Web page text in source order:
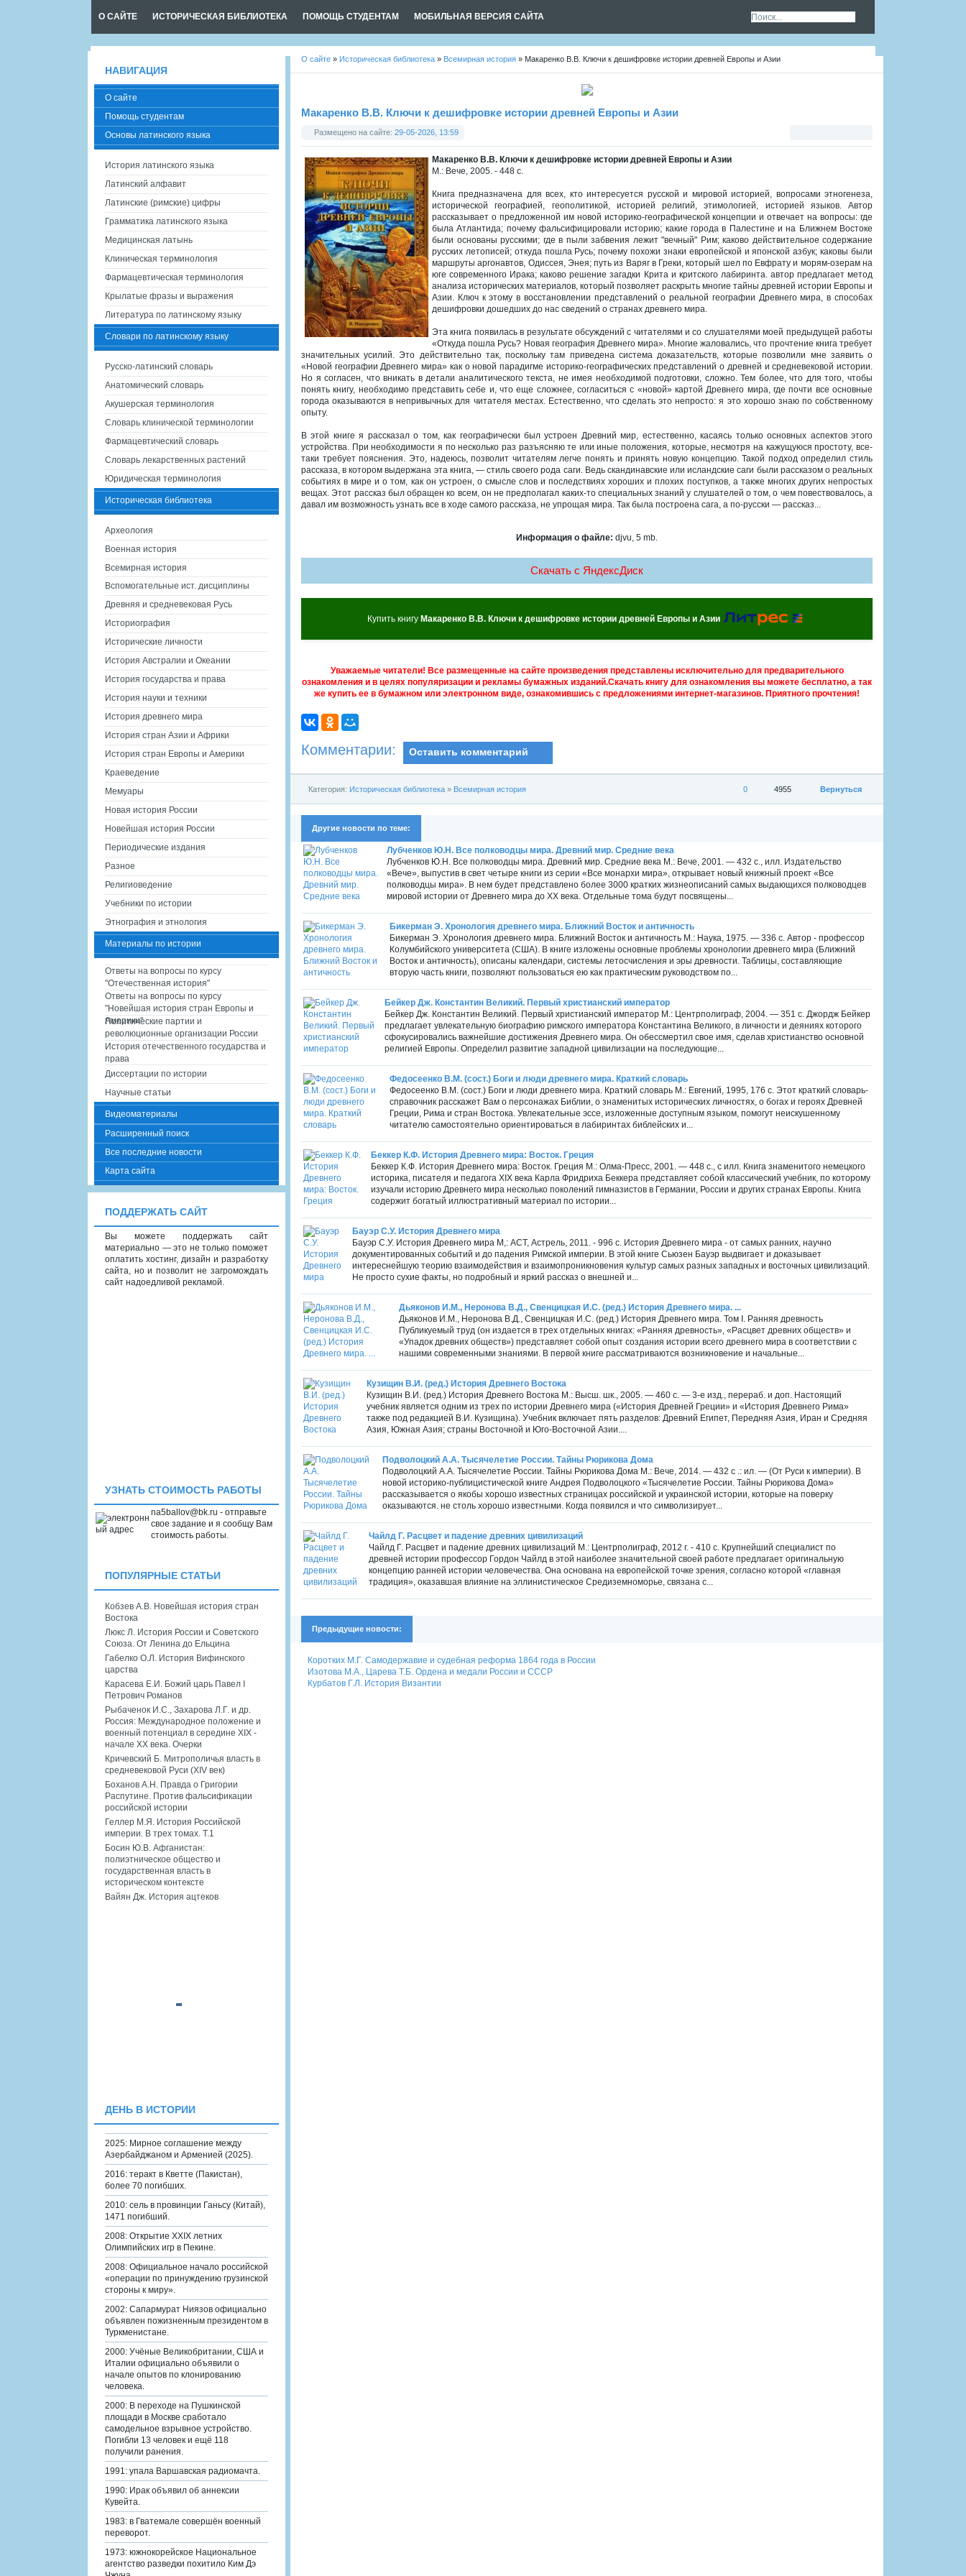
О САЙТЕ ИСТОРИЧЕСКАЯ БИБЛИОТЕКА ПОМОЩЬ СТУДЕНТАМ МОБИЛЬНАЯ ВЕРСИЯ САЙТА
О сайте » Историческая библиотека » Всемирная история » Макаренко В.В. Ключи к дешифровке истории древней Европы и Азии
Макаренко В.В. Ключи к дешифровке истории древней Европы и Азии
Размещено на сайте: 29-05-2026, 13:59
Макаренко В.В. Ключи к дешифровке истории древней Европы и Азии
М.: Вече, 2005. - 448 с.
Книга предназначена для всех, кто интересуется русской и мировой историей, вопросами этногенеза,
исторической географией, геополитикой, историей религий, этимологией, историей языков. Автор
рассказывает о предложенной им новой историко-географической концепции и отвечает на вопросы: где
была Атлантида; почему фальсифицировали историю; какие города в Палестине и на Ближнем Востоке
были основаны русскими; где в пыли забвения лежит "вечный" Рим; каково действительное содержание
русских летописей; откуда пошла Русь; почему похожи знаки европейской и японской азбук; каковы были
маршруты аргонавтов, Одиссея, Энея; путь из Варяг в Греки, который шел по Евфрату и морям-озерам на
юге современного Ирака; каково решение загадки Крита и критского лабиринта. автор предлагает метод
анализа исторических материалов, который позволяет раскрыть многие тайны древней истории Европы и
Азии. Ключ к этому в восстановлении представлений о реальной географии Древнего мира, в способах
дешифровки дошедших до нас сведений о странах древнего мира.
Эта книга появилась в результате обсуждений с читателями и со слушателями моей предыдущей работы
«Откуда пошла Русь? Новая география Древнего мира». Многие жаловались, что прочтение книга требует
значительных усилий. Это действительно так, поскольку там приведена система доказательств, которые позволили мне заявить о
«Новой географии Древнего мира» как о новой парадигме историко-географических представлений о древней и средневековой истории.
Но я согласен, что вникать в детали аналитического текста, не имея необходимой подготовки, сложно. Тем более, что для того, чтобы
понять книгу, необходимо представить себе и, что еще сложнее, согласиться с «новой» картой Древнего мира, где почти все основные
города оказываются в непривычных для читателя местах. Естественно, что сделать это непросто: я это хорошо знаю по собственному
опыту.
В этой книге я рассказал о том, как географически был устроен Древний мир, естественно, касаясь только основных аспектов этого
устройства. При необходимости я по несколько раз разъясняю те или иные положения, которые, несмотря на кажущуюся простоту, все-
таки требует пояснения. Это, надеюсь, позволит читателям легче понять и принять новую концепцию. Такой подход определил стиль
рассказа, в котором выдержана эта книга, — стиль своего рода саги. Ведь скандинавские или исландские саги были рассказом о реальных
событиях в мире и о том, как он устроен, о смысле слов и последствиях хороших и плохих поступков, а также многих других непростых
вещах. Этот рассказ был обращен ко всем, он не предполагал каких-то специальных знаний у слушателей о том, о чем повествовалось, а
давал им возможность узнать все в ходе самого рассказа, не упрощая мира. Так была построена сага, а по-русски — рассказ...
Информация о файле: djvu, 5 mb.
Скачать c ЯндексДиск
Купить книгу Макаренко В.В. Ключи к дешифровке истории древней Европы и Азии
Уважаемые читатели! Все размещенные на сайте произведения представлены исключительно для предварительного
ознакомления и в целях популяризации и рекламы бумажных изданий.Скачать книгу для ознакомления вы можете бесплатно, а так
же купить ее в бумажном или электронном виде, ознакомившись с предложениями интернет-магазинов. Приятного прочтения!
Комментарии: Оставить комментарий
Вернуться
4955
0
Категория: Историческая библиотека » Всемирная история
Другие новости по теме:
Лубченков Ю.Н. Все полководцы мира. Древний мир. Средние века
Лубченков Ю.Н. Все полководцы мира. Древний мир. Средние века М.: Вече, 2001. — 432 с., илл. Издательство
«Вече», выпустив в свет четыре книги из серии «Все монархи мира», открывает новый книжный проект «Все
полководцы мира». В нем будет представлено более 3000 кратких жизнеописаний самых выдающихся полководцев
мировой истории от Древнего мира до XX века. Отдельные тома будут посвящены...
Бикерман Э. Хронология древнего мира. Ближний Восток и античность
Бикерман Э. Хронология древнего мира. Ближний Восток и античность М.: Наука, 1975. — 336 с. Автор - профессор
Колумбийского университета (США). В книге изложены основные проблемы хронологии древнего мира (Ближний
Восток и античность), описаны календари, системы летосчисления и эры древности. Таблицы, составляющие
вторую часть книги, позволяют пользоваться ею как практическим руководством по...
Бейкер Дж. Константин Великий. Первый христианский император
Бейкер Дж. Константин Великий. Первый христианский император М.: Центрполиграф, 2004. — 351 с. Джордж Бейкер
предлагает увлекательную биографию римского императора Константина Великого, в личности и деяниях которого
сфокусировались важнейшие достижения Древнего мира. Он обессмертил свое имя, сделав христианство основной
религией Европы. Определил развитие западной цивилизации на последующие...
Федосеенко В.М. (сост.) Боги и люди древнего мира. Краткий словарь
Федосеенко В.М. (сост.) Боги и люди древнего мира. Краткий словарь М.: Евгений, 1995, 176 с. Этот краткий словарь-
справочник расскажет Вам о персонажах Библии, о знаменитых исторических личностях, о богах и героях Древней
Греции, Рима и стран Востока. Увлекательные эссе, изложенные доступным языком, помогут неискушенному
читателю самостоятельно ориентироваться в лабиринтах библейских и...
Беккер К.Ф. История Древнего мира: Восток. Греция
Беккер К.Ф. История Древнего мира: Восток. Греция М.: Олма-Пресс, 2001. — 448 с., с илл. Книга знаменитого немецкого
историка, писателя и педагога XIX века Карла Фридриха Беккера представляет собой классический учебник, по которому
изучали историю Древнего мира несколько поколений гимназистов в Германии, России и других странах Европы. Книга
содержит богатый иллюстративный материал по истории...
Бауэр С.У. История Древнего мира
Бауэр С.У. История Древнего мира М,: АСТ, Астрель, 2011. - 996 с. История Древнего мира - от самых ранних, научно
документированных событий и до падения Римской империи. В этой книге Сьюзен Бауэр выдвигает и доказывает
интереснейшую теорию взаимодействия и взаимопроникновения культур самых разных западных и восточных цивилизаций.
Не просто сухие факты, но подробный и яркий рассказ о внешней и...
Дьяконов И.М., Неронова В.Д., Свенцицкая И.С. (ред.) История Древнего мира. ...
Дьяконов И.М., Неронова В.Д., Свенцицкая И.С. (ред.) История Древнего мира. Том I. Ранняя древность
Публикуемый труд (он издается в трех отдельных книгах: «Ранняя древность», «Расцвет древних обществ» и
«Упадок древних обществ») представляет собой опыт создания истории всего древнего мира в соответствии с
нашими современными знаниями. В первой книге рассматриваются возникновение и начальные...
Кузищин В.И. (ред.) История Древнего Востока
Кузищин В.И. (ред.) История Древнего Востока М.: Высш. шк., 2005. — 460 с. — 3-е изд., перераб. и доп. Настоящий
учебник является одним из трех по истории Древнего мира («История Древней Греции» и «История Древнего Рима»
также под редакцией В.И. Кузищина). Учебник включает пять разделов: Древний Египет, Передняя Азия, Иран и Средняя
Азия, Южная Азия; страны Восточной и Юго-Восточной Азии....
Подволоцкий А.А. Тысячелетие России. Тайны Рюрикова Дома
Подволоцкий А.А. Тысячелетие России. Тайны Рюрикова Дома М.: Вече, 2014. — 432 с .: ил. — (От Руси к империи). В
новой историко-публицистической книге Андрея Подволоцкого «Тысячелетие России. Тайны Рюрикова Дома»
рассказывается о якобы хорошо известных страницах российской и украинской истории, которые на поверку
оказываются. не столь хорошо известными. Когда появился и что символизирует...
Чайлд Г. Расцвет и падение древних цивилизаций
Чайлд Г. Расцвет и падение древних цивилизаций М.: Центрполиграф, 2012 г. - 410 с. Крупнейший специалист по
древней истории профессор Гордон Чайлд в этой наиболее значительной своей работе предлагает оригинальную
концепцию ранней истории человечества. Она основана на европейской точке зрения, согласно которой «главная
традиция», оказавшая влияние на эллинистическое Средиземноморье, связана с...
Предыдущие новости:
Коротких М.Г. Самодержавие и судебная реформа 1864 года в России
Изотова М.А., Царева Т.Б. Ордена и медали России и СССР
Курбатов Г.Л. История Византии
НАВИГАЦИЯ
О сайте
Помощь студентам
Основы латинского языка
История латинского языка
Латинский алфавит
Латинские (римские) цифры
Грамматика латинского языка
Медицинская латынь
Клиническая терминология
Фармацевтическая терминология
Крылатые фразы и выражения
Литература по латинскому языку
Словари по латинскому языку
Русско-латинский словарь
Анатомический словарь
Акушерская терминология
Словарь клинической терминологии
Фармацевтический словарь
Словарь лекарственных растений
Юридическая терминология
Историческая библиотека
Археология
Военная история
Всемирная история
Вспомогательные ист. дисциплины
Древняя и средневековая Русь
Историография
Исторические личности
История Австралии и Океании
История государства и права
История науки и техники
История древнего мира
История стран Азии и Африки
История стран Европы и Америки
Краеведение
Мемуары
Новая история России
Новейшая история России
Периодические издания
Разное
Религиоведение
Учебники по истории
Этнография и этнология
Материалы по истории
Ответы на вопросы по курсу
"Отечественная история"
Ответы на вопросы по курсу
"Новейшая история стран Европы и
Америки"
Политические партии и
революционные организации России
История отечественного государства и
права
Диссертации по истории
Научные статьи
Видеоматериалы
Расширенный поиск
Все последние новости
Карта сайта
ПОДДЕРЖАТЬ САЙТ
Вы можете поддержать сайт
материально — это не только поможет
оплатить хостинг, дизайн и разработку
сайта, но и позволит не загромождать
сайт надоедливой рекламой.
УЗНАТЬ СТОИМОСТЬ РАБОТЫ
na5ballov@bk.ru - отправьте
свое задание и я сообщу Вам
стоимость работы.
ПОПУЛЯРНЫЕ СТАТЬИ
Кобзев А.В. Новейшая история стран
Востока
Люкс Л. История России и Советского
Союза. От Ленина до Ельцина
Габелко О.Л. История Вифинского
царства
Карасева Е.И. Божий царь Павел I
Петрович Романов
Рыбаченок И.С., Захарова Л.Г. и др.
Россия: Международное положение и
военный потенциал в середине XIX -
начале XX века. Очерки
Кричевский Б. Митрополичья власть в
средневековой Руси (XIV век)
Боханов А.Н. Правда о Григории
Распутине. Против фальсификации
российской истории
Геллер М.Я. История Российской
империи. В трех томах. Т.1
Босин Ю.В. Афганистан:
полиэтническое общество и
государственная власть в
историческом контексте
Вайян Дж. История ацтеков
ДЕНЬ В ИСТОРИИ
2025: Мирное соглашение между
Азербайджаном и Арменией (2025).
2016: теракт в Кветте (Пакистан),
более 70 погибших.
2010: сель в провинции Ганьсу (Китай),
1471 погибший.
2008: Открытие XXIX летних
Олимпийских игр в Пекине.
2008: Официальное начало российской
«операции по принуждению грузинской
стороны к миру».
2002: Сапармурат Ниязов официально
объявлен пожизненным президентом в
Туркменистане.
2000: Учёные Великобритании, США и
Италии официально объявили о
начале опытов по клонированию
человека.
2000: В переходе на Пушкинской
площади в Москве сработало
самодельное взрывное устройство.
Погибли 13 человек и ещё 118
получили ранения.
1991: упала Варшавская радиомачта.
1990: Ирак объявил об аннексии
Кувейта.
1983: в Гватемале совершён военный
переворот.
1973: южнокорейское Национальное
агентство разведки похитило Ким Дэ